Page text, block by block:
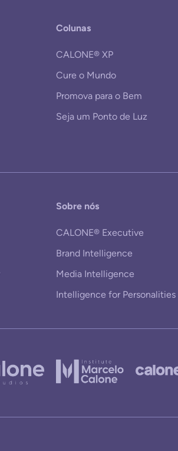
Colunas
CALONE® XP
Cure o Mundo
Promova para o Bem
Seja um Ponto de Luz
Sobre nós
CALONE® Executive
Brand Intelligence
Media Intelligence
Intelligence for Personalities